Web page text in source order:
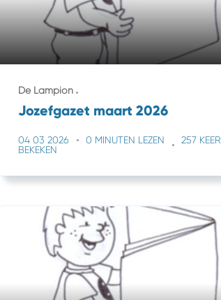
De Lampion
Jozefgazet maart 2026
04 03 2026 0 MINUTEN LEZEN
257 KEER
BEKEKEN